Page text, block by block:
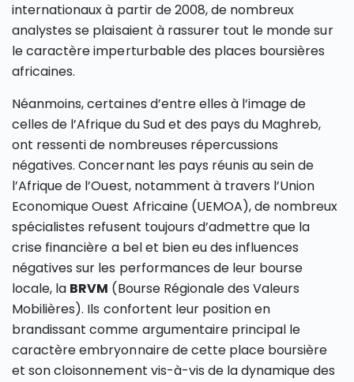
internationaux à partir de 2008, de nombreux
analystes se plaisaient à rassurer tout le monde sur
le caractère imperturbable des places boursières
africaines.
Néanmoins, certaines d’entre elles à l’image de
celles de l’Afrique du Sud et des pays du Maghreb,
ont ressenti de nombreuses répercussions
négatives. Concernant les pays réunis au sein de
l’Afrique de l’Ouest, notamment à travers l’Union
Economique Ouest Africaine (UEMOA), de nombreux
spécialistes refusent toujours d’admettre que la
crise financière a bel et bien eu des influences
négatives sur les performances de leur bourse
locale, la BRVM (Bourse Régionale des Valeurs
Mobilières). Ils confortent leur position en
brandissant comme argumentaire principal le
caractère embryonnaire de cette place boursière
et son cloisonnement vis-à-vis de la dynamique des